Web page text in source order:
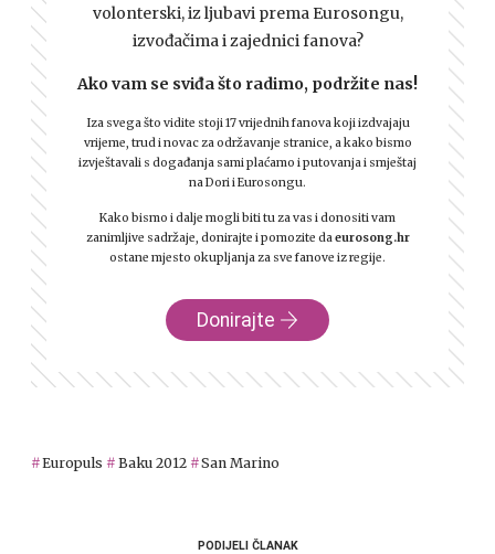
volonterski, iz ljubavi prema Eurosongu,
izvođačima i zajednici fanova?
Ako vam se sviđa što radimo, podržite nas!
Iza svega što vidite stoji 17 vrijednih fanova koji izdvajaju
vrijeme, trud i novac za održavanje stranice, a kako bismo
izvještavali s događanja sami plaćamo i putovanja i smještaj
na Dori i Eurosongu.
Kako bismo i dalje mogli biti tu za vas i donositi vam
zanimljive sadržaje, donirajte i pomozite daeurosong.hr
ostane mjesto okupljanja za sve fanove iz regije.
Donirajte
Europuls Baku 2012 San Marino
PODIJELI ČLANAK